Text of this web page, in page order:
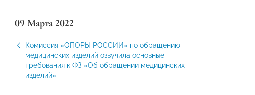
09 Марта 2022
Комиссия «ОПОРЫ РОССИИ» по обращению
медицинских изделий озвучила основные
требования к ФЗ «Об обращении медицинских
изделий»